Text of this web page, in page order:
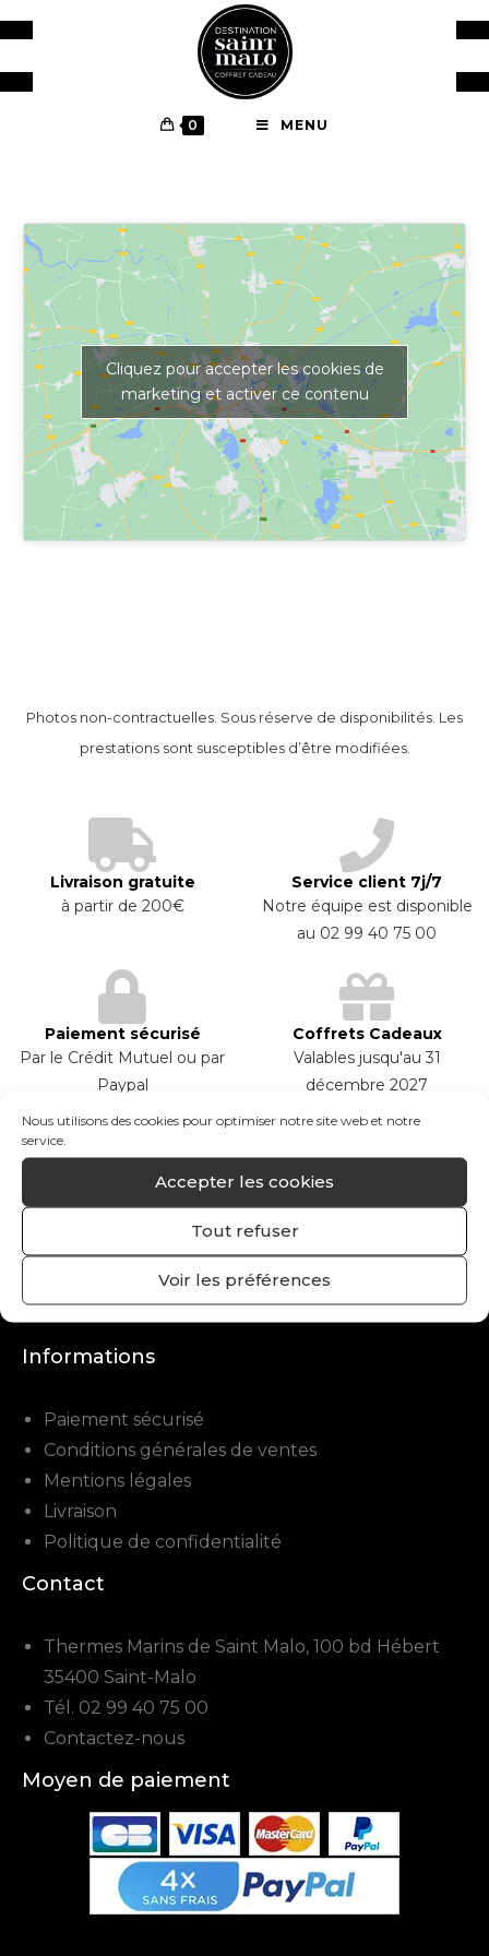
Nous utilisons des cookies pour optimiser notre site web et notre
service.
Accepter les cookies
Tout refuser
Voir les préférences
0 MENU
Cliquez pour accepter les cookies de
marketing et activer ce contenu
Photos non-contractuelles. Sous réserve de disponibilités. Les
prestations sont susceptibles d’être modifiées.
Livraison gratuite
à partir de 200€
Service client 7j/7
Notre équipe est disponible
au 02 99 40 75 00
Paiement sécurisé
Par le Crédit Mutuel ou par
Paypal
Coffrets Cadeaux
Valables jusqu'au 31
décembre 2027
Mon compte
Mon compte
Mes commandes
Informations
Paiement sécurisé
Conditions générales de ventes
Mentions légales
Livraison
Politique de confidentialité
Contact
Thermes Marins de Saint Malo, 100 bd Hébert
35400 Saint-Malo
Tél. 02 99 40 75 00
Contactez-nous
Moyen de paiement